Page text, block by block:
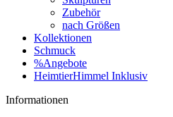
Zubehör
nach Größen
Kollektionen
Schmuck
%Angebote
HeimtierHimmel Inklusiv
Informationen